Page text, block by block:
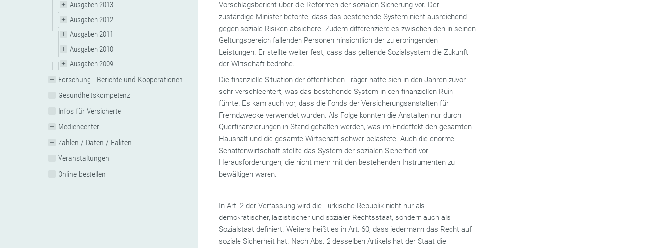
Ausgaben 2013
Ausgaben 2012
Ausgaben 2011
Ausgaben 2010
Ausgaben 2009
Forschung - Berichte und Kooperationen
Gesundheitskompetenz
Infos für Versicherte
Mediencenter
Zahlen / Daten / Fakten
Veranstaltungen
Online bestellen
Vorschlagsbericht über die Reformen der sozialen Sicherung vor. Der
zuständige Minister betonte, dass das bestehende System nicht ausreichend
gegen soziale Risiken absichere. Zudem differenziere es zwischen den in seinen
Geltungsbereich fallenden Personen hinsichtlich der zu erbringenden
Leistungen. Er stellte weiter fest, dass das geltende Sozialsystem die Zukunft
der Wirtschaft bedrohe.
Die finanzielle Situation der öffentlichen Träger hatte sich in den Jahren zuvor
sehr verschlechtert, was das bestehende System in den finanziellen Ruin
führte. Es kam auch vor, dass die Fonds der Versicherungsanstalten für
Fremdzwecke verwendet wurden. Als Folge konnten die Anstalten nur durch
Querfinanzierungen in Stand gehalten werden, was im Endeffekt den gesamten
Haushalt und die gesamte Wirtschaft schwer belastete. Auch die enorme
Schattenwirtschaft stellte das System der sozialen Sicherheit vor
Herausforderungen, die nicht mehr mit den bestehenden Instrumenten zu
bewältigen waren.
In Art. 2 der Verfassung wird die Türkische Republik nicht nur als
demokratischer, laizistischer und sozialer Rechtsstaat, sondern auch als
Sozialstaat definiert. Weiters heißt es in Art. 60, dass jedermann das Recht auf
soziale Sicherheit hat. Nach Abs. 2 desselben Artikels hat der Staat die